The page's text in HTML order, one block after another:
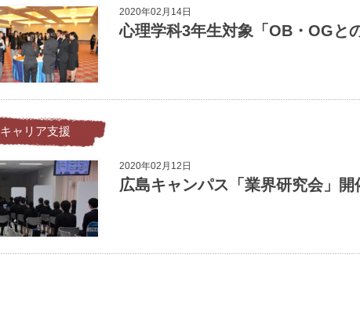
2020年02月14日
心理学科3年生対象「OB・OGと
キャリア支援
2020年02月12日
広島キャンパス「業界研究会」開